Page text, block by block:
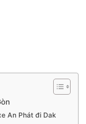
An Phát đi Dak